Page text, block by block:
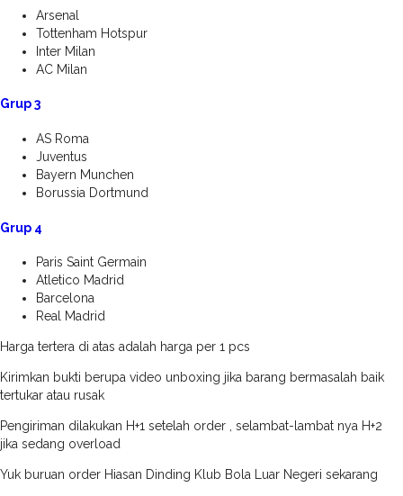
Arsenal
Tottenham Hotspur
Inter Milan
AC Milan
Grup 3
AS Roma
Juventus
Bayern Munchen
Borussia Dortmund
Grup 4
Paris Saint Germain
Atletico Madrid
Barcelona
Real Madrid
Harga tertera di atas adalah harga per 1 pcs
Kirimkan bukti berupa video unboxing jika barang bermasalah baik
tertukar atau rusak
Pengiriman dilakukan H+1 setelah order , selambat-lambat nya H+2
jika sedang overload
Yuk buruan order Hiasan Dinding Klub Bola Luar Negeri sekarang